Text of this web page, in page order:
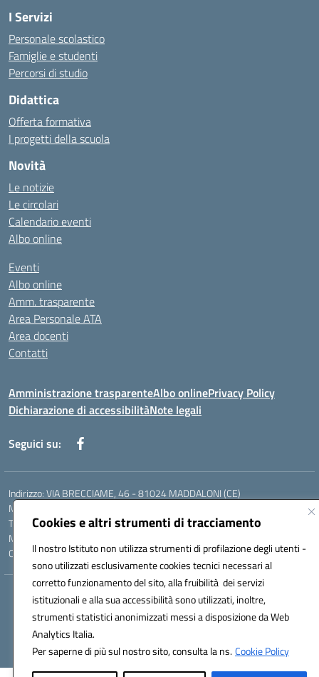
Cookies e altri strumenti di tracciamento
Il nostro Istituto non utilizza strumenti di profilazione degli utenti -
sono utilizzati esclusivamente cookies tecnici necessari al
corretto funzionamento del sito, alla fruibilità dei servizi
istituzionali e alla sua accessibilità sono utilizzati, inoltre,
strumenti statistici anonimizzati messi a disposizione da Web
Analytics Italia.
Per saperne di più sul nostro sito, consulta la ns.Cookie Policy
I Servizi
Personale scolastico
Famiglie e studenti
Percorsi di studio
Didattica
Offerta formativa
I progetti della scuola
Novità
Le notizie
Le circolari
Calendario eventi
Albo online
Eventi
Albo online
Amm. trasparente
Area Personale ATA
Area docenti
Contatti
Amministrazione trasparenteAlbo onlinePrivacy Policy
Dichiarazione di accessibilitàNote legali
Seguici su:
Indirizzo: VIA BRECCIAME, 46 - 81024 MADDALONI (CE)
Mail: CEIC8AU001@istruzione.it - Pec: CEIC8AU001@pec.istruzione.it -
Telefono: 0823408721
Meccanografico: CEIC8AU001
Codice fiscale: 93086080616
Hosting & Powered by 3D Solution S.r.l.
Concept & Design by Designers Italia